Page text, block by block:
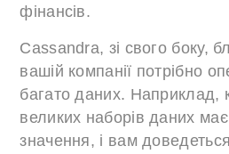
фінансів.
Cassandra, зі свого боку,
вашій компанії потрібно
багато даних. Наприклад,
великих наборів даних
значення, і вам